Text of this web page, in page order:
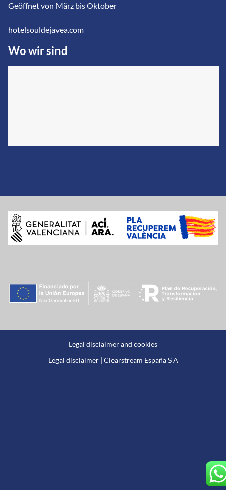
Geöffnet von März bis Oktober
hotelsouldejavea.com
Wo wir sind
Legal disclaimer and cookies
Legal disclaimer | Clearstream España S A